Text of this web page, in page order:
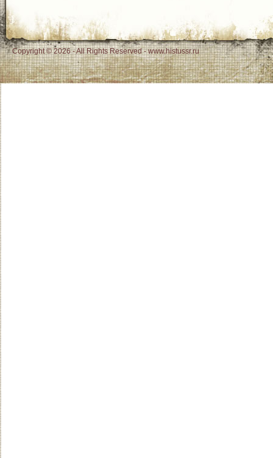
Copyright © 2026 - All Rights Reserved - www.histussr.ru